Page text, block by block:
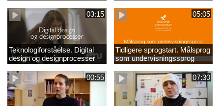
03:15
Teknologiforståelse. Digital
design og designprocesser
05:05
Tidligere sprogstart. Målsprog
som undervisningssprog
00:55 07:30